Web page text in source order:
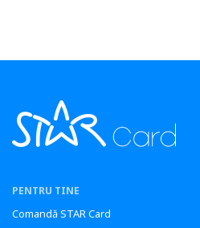
PENTRU TINE
Comandă STAR Card